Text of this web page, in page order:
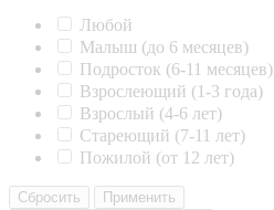
Любой
Малыш (до 6 месяцев)
Подросток (6-11 месяцев)
Взрослеющий (1-3 года)
Взрослый (4-6 лет)
Стареющий (7-11 лет)
Пожилой (от 12 лет)
Сбросить Применить